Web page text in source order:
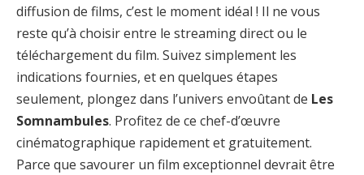
diffusion de films, c’est le moment idéal ! Il ne vous
reste qu’à choisir entre le streaming direct ou le
téléchargement du film. Suivez simplement les
indications fournies, et en quelques étapes
seulement, plongez dans l’univers envoûtant de Les
Somnambules. Profitez de ce chef-d’œuvre
cinématographique rapidement et gratuitement.
Parce que savourer un film exceptionnel devrait être